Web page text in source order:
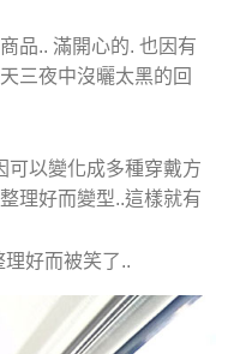
品.. 滿開心的. 也因有
三夜中沒曬太黑的回
可以變化成多種穿戴方
理好而變型..這樣就有
好而被笑了..